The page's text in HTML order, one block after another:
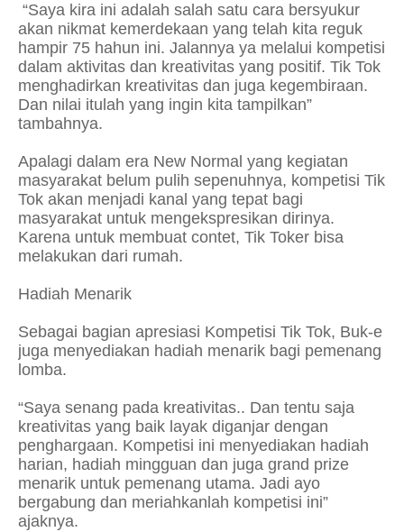
“Saya kira ini adalah salah satu cara bersyukur
akan nikmat kemerdekaan yang telah kita reguk
hampir 75 hahun ini. Jalannya ya melalui kompetisi
dalam aktivitas dan kreativitas yang positif. Tik Tok
menghadirkan kreativitas dan juga kegembiraan.
Dan nilai itulah yang ingin kita tampilkan”
tambahnya.
Apalagi dalam era New Normal yang kegiatan
masyarakat belum pulih sepenuhnya, kompetisi Tik
Tok akan menjadi kanal yang tepat bagi
masyarakat untuk mengekspresikan dirinya.
Karena untuk membuat contet, Tik Toker bisa
melakukan dari rumah.
Hadiah Menarik
Sebagai bagian apresiasi Kompetisi Tik Tok, Buk-e
juga menyediakan hadiah menarik bagi pemenang
lomba.
“Saya senang pada kreativitas.. Dan tentu saja
kreativitas yang baik layak diganjar dengan
penghargaan. Kompetisi ini menyediakan hadiah
harian, hadiah mingguan dan juga grand prize
menarik untuk pemenang utama. Jadi ayo
bergabung dan meriahkanlah kompetisi ini”
ajaknya.